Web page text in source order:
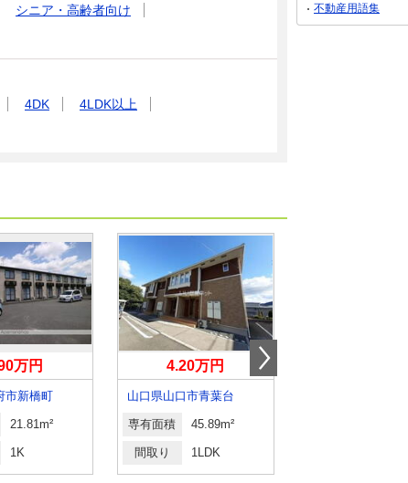
シニア・高齢者向け
4DK
4LDK以上
万円
市新橋町
21.81m²
1K
4.20万円
山口県山口市青葉台
専有面積 45.89m²
間取り 1LDK
不動産用語集